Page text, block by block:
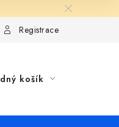
Registrace
košík